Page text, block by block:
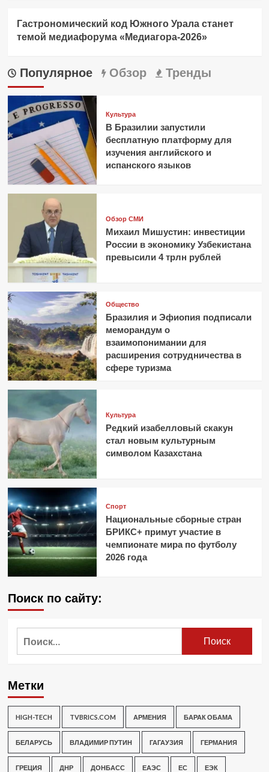
Гастрономический код Южного Урала станет
темой медиафорума «Медиагора-2026»
Популярное Обзор Тренды
Культура
В Бразилии запустили
бесплатную платформу для
изучения английского и
испанского языков
Обзор СМИ
Михаил Мишустин: инвестиции
России в экономику Узбекистана
превысили 4 трлн рублей
Общество
Бразилия и Эфиопия подписали
меморандум о
взаимопонимании для
расширения сотрудничества в
сфере туризма
Культура
Редкий изабелловый скакун
стал новым культурным
символом Казахстана
Спорт
Национальные сборные стран
БРИКС+ примут участие в
чемпионате мира по футболу
2026 года
Поиск по сайту:
Метки
HIGH-TECH TVBRICS.COM АРМЕНИЯ БАРАК ОБАМА
БЕЛАРУСЬ ВЛАДИМИР ПУТИН ГАГАУЗИЯ ГЕРМАНИЯ
ГРЕЦИЯ ДНР ДОНБАСС ЕАЭС ЕС ЕЭК